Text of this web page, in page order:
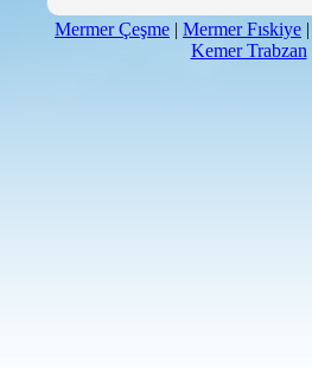
Mermer Çeşme | Mermer Fıskiye |
Kemer Trabzan